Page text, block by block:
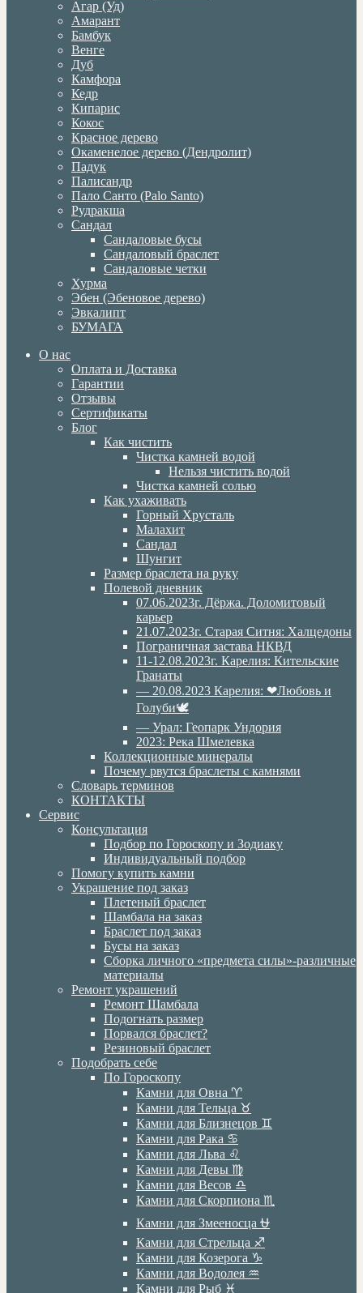
Агар (Уд)
Амарант
Бамбук
Венге
Дуб
Камфора
Кедр
Кипарис
Кокос
Красное дерево
Окаменелое дерево (Дендролит)
Падук
Палисандр
Пало Санто (Palo Santo)
Рудракша
Сандал
Сандаловые бусы
Сандаловый браслет
Сандаловые четки
Хурма
Эбен (Эбеновое дерево)
Эвкалипт
БУМАГА
О нас
Оплата и Доставка
Гарантии
Отзывы
Сертификаты
Блог
Как чистить
Чистка камней водой
Нельзя чистить водой
Чистка камней солью
Как ухаживать
Горный Хрусталь
Малахит
Сандал
Шунгит
Размер браслета на руку
Полевой дневник
07.06.2023г. Дёржа. Доломитовый
карьер
21.07.2023г. Старая Ситня: Халцедоны
Пограничная застава НКВД
11-12.08.2023г. Карелия: Кительские
Гранаты
— 20.08.2023 Карелия: ❤Любовь и
Голуби🕊
— Урал: Геопарк Ундория
2023: Река Шмелевка
Коллекционные минералы
Почему рвутся браслеты с камнями
Словарь терминов
КОНТАКТЫ
Сервис
Консультация
Подбор по Гороскопу и Зодиаку
Индивидуальный подбор
Помогу купить камни
Украшение под заказ
Плетеный браслет
Шамбала на заказ
Браслет под заказ
Бусы на заказ
Сборка личного «предмета силы»-различные
материалы
Ремонт украшений
Ремонт Шамбала
Подогнать размер
Порвался браслет?
Резиновый браслет
Подобрать себе
По Гороскопу
Камни для Овна ♈️
Камни для Тельца ♉️
Камни для Близнецов ♊️
Камни для Рака ♋️
Камни для Льва ♌️
Камни для Девы ♍️
Камни для Весов ♎️
Камни для Скорпиона ♏️
Камни для Змееносца ⛎
Камни для Стрельца ♐️
Камни для Козерога ♑️
Камни для Водолея ♒️
Камни для Рыб ♓️